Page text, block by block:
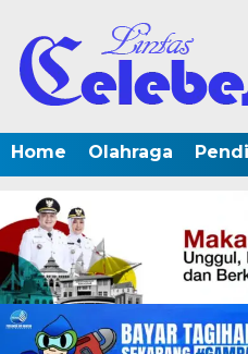
Home Olahraga